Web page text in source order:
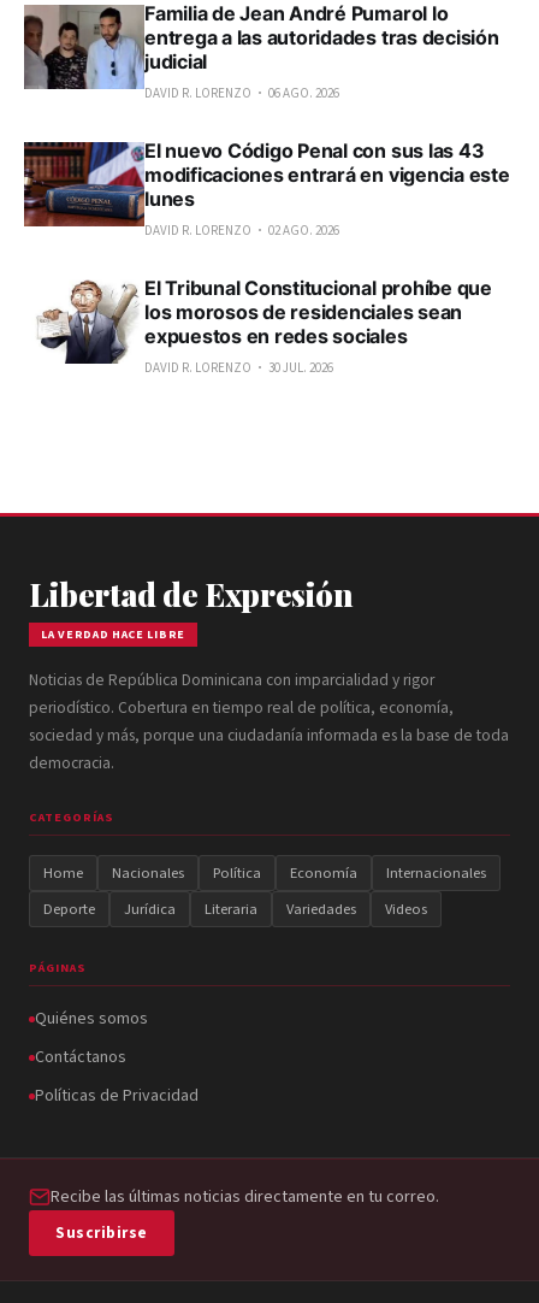
Familia de Jean André Pumarol lo
entrega a las autoridades tras decisión
judicial
DAVID R. LORENZO 06 AGO. 2026
El nuevo Código Penal con sus las 43
modificaciones entrará en vigencia este
lunes
DAVID R. LORENZO 02 AGO. 2026
El Tribunal Constitucional prohíbe que
los morosos de residenciales sean
expuestos en redes sociales
DAVID R. LORENZO 30 JUL. 2026
Libertad de Expresión
LA VERDAD HACE LIBRE
Noticias de República Dominicana con imparcialidad y rigor
periodístico. Cobertura en tiempo real de política, economía,
sociedad y más, porque una ciudadanía informada es la base de toda
democracia.
CATEGORÍAS
Home Nacionales Política Economía
Internacionales
Deporte
Jurídica Literaria Variedades Videos
PÁGINAS
Quiénes somos
Contáctanos
Políticas de Privacidad
Recibe las últimas noticias directamente en tu correo.
Suscribirse